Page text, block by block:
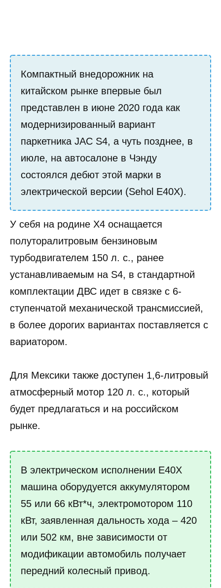
Компактный внедорожник на
китайском рынке впервые был
представлен в июне 2020 года как
модернизированный вариант
паркетника JAC S4, а чуть позднее, в
июле, на автосалоне в Чэнду
состоялся дебют этой марки в
электрической версии (Sehol E40X).
У себя на родине X4 оснащается
полуторалитровым бензиновым
турбодвигателем 150 л. с., ранее
устанавливаемым на S4, в стандартной
комплектации ДВС идет в связке с 6-
ступенчатой механической трансмиссией,
в более дорогих вариантах поставляется с
вариатором.
Для Мексики также доступен 1,6-литровый
атмосферный мотор 120 л. с., который
будет предлагаться и на российском
рынке.
В электрическом исполнении E40X
машина оборудуется аккумулятором
55 или 66 кВт*ч, электромотором 110
кВт, заявленная дальность хода – 420
или 502 км, вне зависимости от
модификации автомобиль получает
передний колесный привод.